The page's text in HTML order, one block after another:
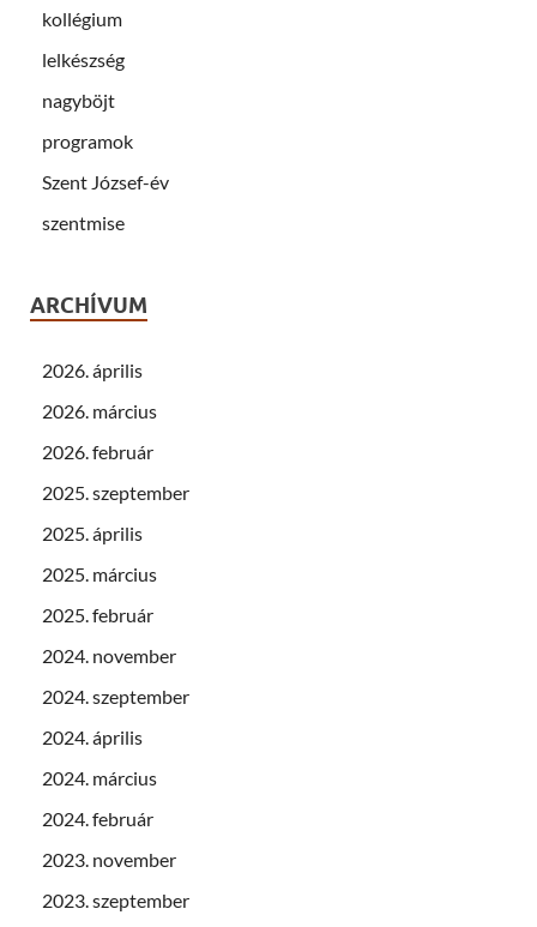
kollégium
lelkészség
nagyböjt
programok
Szent József-év
szentmise
ARCHÍVUM
2026. április
2026. március
2026. február
2025. szeptember
2025. április
2025. március
2025. február
2024. november
2024. szeptember
2024. április
2024. március
2024. február
2023. november
2023. szeptember